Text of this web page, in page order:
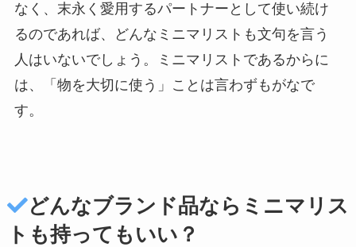
なく、末永く愛用するパートナーとして使い続け
るのであれば、どんなミニマリストも文句を言う
人はいないでしょう。ミニマリストであるからに
は、「物を大切に使う」ことは言わずもがなで
す。
どんなブランド品ならミニマリス
トも持ってもいい？